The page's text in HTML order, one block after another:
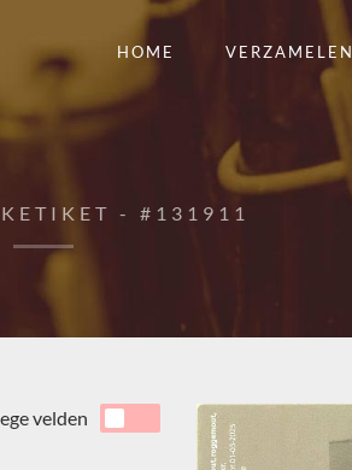
HOME VERZAMELEN
- #131911
velden